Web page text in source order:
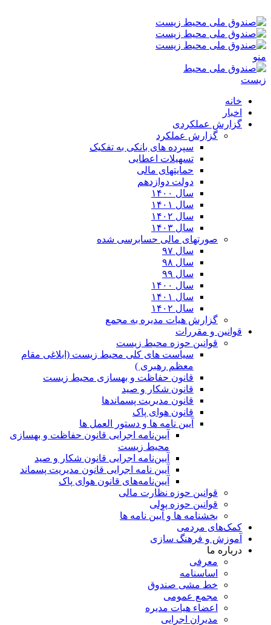
منو
خانه
اخبار
گزارش عملکردی
گزارش عملکرد
سپرده های بانکی به تفکیک
تسهیلات اعطایی
حمایتهای مالی
دولت دوازدهم
سال ۱۴۰۰
سال ۱۴۰۱
سال ۱۴۰۲
سال ۱۴۰۳
صورتهای مالی حسابرسی شده
سال ۹۷
سال ۹۸
سال ۹۹
سال ۱۴۰۰
سال ۱۴۰۱
سال ۱۴۰۲
گزارش هیات مدیره به مجمع
قوانین و مقررات
قوانین حوزه محیط زیست
ﺳﯿﺎﺳﺖ ﻫﺎی ﮐﻠﯽ ﻣﺤﯿﻂ زﯾﺴﺖ (ابلاغی مقام
معظم رهبری )
قانون حفاظت و بهسازی محیط زیست
قانون شکار و صید
قانون مدیریت پسماندها
قانون هوای پاک
آیین نامه ها و دستور العمل ها
آیین‌نامه اجرایی قانون حفاظت و بهسازی
محیط زیست
آیین‌نامه اجرایی قانون شکار و صید
آیین نامه اجرایی قانون مدیریت پسماند
آیین‌نامه‌های قانون هوای پاک
قوانین حوزه نظارت مالی
قوانین حوزه پولی
بخشنامه ها و آیین نامه ها
کمک‌های مردمی
آموزش و فرهنگ سازی
درباره ما
معرفی
اساسنامه
خط مشی صندوق
مجمع عمومی
اعضاء هیات مدیره
مدیران اجرایی